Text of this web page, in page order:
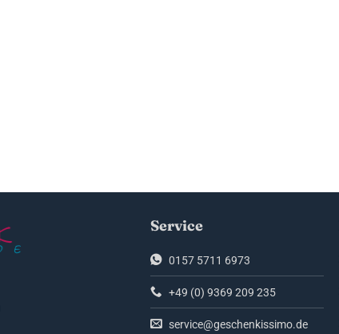
Service
0157 5711 6973
+49 (0) 9369 209 235
service@geschenkissimo.de